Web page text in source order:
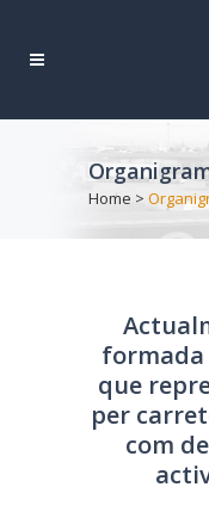
Home >
formada
que
per
com